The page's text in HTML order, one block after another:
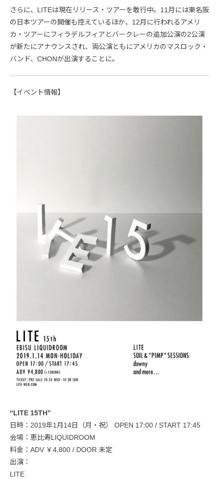
さらに、LITEは現在リリース・ツアーを敢行中。11月には東名阪
の日本ツアーの開催も控えているほか、12月に行われるアメリ
カ・ツアーにフィラデルフィアとバークレーの追加公演の2公演
が新たにアナウンスされ、両公演ともにアメリカのマスロック・
バンド、CHONが出演することに。
【イベント情報】
“LITE 15TH”
日時：2019年1月14日（月・祝） OPEN 17:00 / START 17:45
会場：恵比寿LIQUIDROOM
料金：ADV ￥4,800 / DOOR 未定
出演：
LITE